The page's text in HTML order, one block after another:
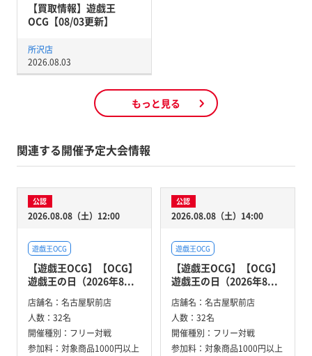
【買取情報】遊戯王
OCG【08/03更新】
所沢店
2026.08.03
もっと見る
関連する開催予定大会情報
公認
2026.08.08（土）12:00
遊戯王OCG
【遊戯王OCG】【OCG】
遊戯王の日（2026年8...
店舗名： 名古屋駅前店
人数： 32名
開催種別： フリー対戦
参加料： 対象商品1000円以上
公認
2026.08.08（土）14:00
遊戯王OCG
【遊戯王OCG】【OCG】
遊戯王の日（2026年8...
店舗名： 名古屋駅前店
人数： 32名
開催種別： フリー対戦
参加料： 対象商品1000円以上